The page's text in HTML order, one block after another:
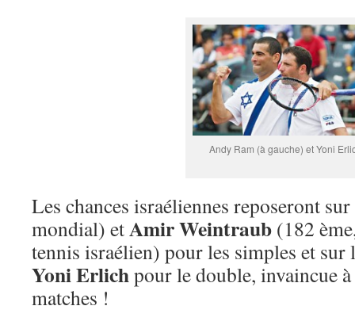
Andy Ram (à gauche) et Yoni
Les chances israéliennes reposeront sur
mondial) etAmir Weintraub (182
tennis israélien) pour les simples et
Yoni Erlichpour le double, invaincue
matches !